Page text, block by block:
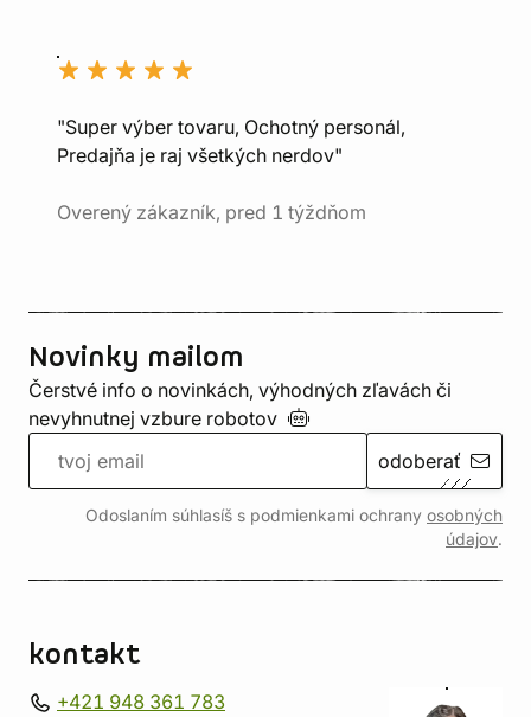
"Super výber tovaru, Ochotný personál,
Predajňa je raj všetkých nerdov"
Overený zákazník, pred 1 týždňom
Novinky mailom
Čerstvé info o novinkách, výhodných zľavách či
nevyhnutnej vzbure robotov
odoberať
Odoslaním súhlasíš s podmienkami ochrany osobných
údajov.
kontakt
+421 948 361 783